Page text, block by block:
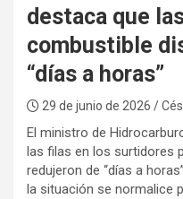
destaca que
combustible
“días a horas”
29 de junio de 2026 /
El ministro de
las filas en los surtidores
redujeron de “días a
la situación se normalice